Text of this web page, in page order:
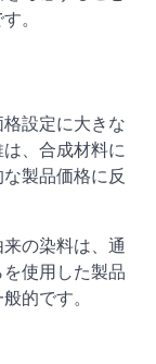
。
設定に大きな
、合成材料に
製品価格に反
の染料は、通
使用した製品
的です。